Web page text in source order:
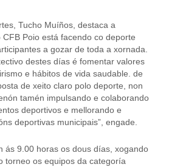
Tucho Muíños, destaca a
Poio está facendo co deporte
a gozar de toda a xornada.
destes días é fomentar valores
e hábitos de vida saudable. de
de xeito claro polo deporte, non
tamén impulsando e colaborando
deportivos e mellorando e
deportivas municipais”, engade.
ás 9.00 horas os dous días, xogando
torneo os equipos da categoría